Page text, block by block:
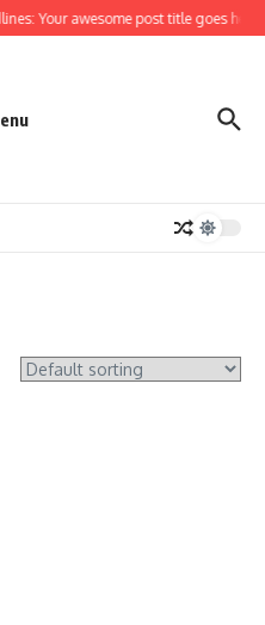
Your awesome post title goes here